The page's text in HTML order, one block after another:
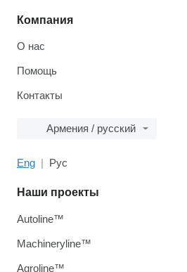
Компания
О нас
Помощь
Контакты
Армения / русский
Eng Рус
Наши проекты
Autoline™
Machineryline™
Agroline™